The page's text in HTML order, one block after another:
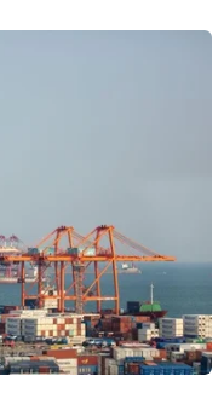
Mỹ về thúc